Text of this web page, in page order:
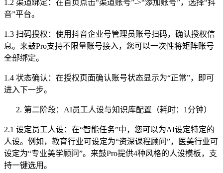
1.2 渠道绑定：在首页点击“渠道账号”->“添加账号”，选择“抖
音”平台。
1.3 扫码授权：使用抖音企业号管理员账号扫码，确认授权信
息。来鼓Pro支持不限量账号接入，您可以一次性将矩阵账号
全部绑定。
1.4 状态确认：在授权页面确认账号状态显示为“正常”，即可
进入下一步。
第二阶段：AI员工人设与知识库配置（耗时：1分钟）
2.1 设定员工人设：在“智能任务”中，您可以为AI设定特定的
人设。例如，教育行业可设定为“资深课程顾问”，医美行业可
设定为“专业美学顾问”。来鼓Pro提供4种风格的人设模板，支
持一键选用。